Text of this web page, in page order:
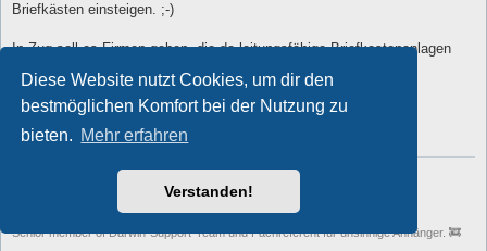
Diese Website nutzt Cookies, um dir den
bestmöglichen Komfort bei der Nutzung zu
bieten. Mehr erfahren
Verstanden!
Briefkästen einsteigen. ;-)
In Zug soll es Firmen geben, die da leitungsfähige Briefkastenanlagen
Grüße
Marcus
Nach dem Kaffee ist vor dem Kaffee. ☕
https://gaz66blog.wordpress.com
http://www.gaz66.de/Baltikum-2017.html
Senior member of Darwin-Support-Team und Fachreferent für unsinnige Anhänger. 🚒